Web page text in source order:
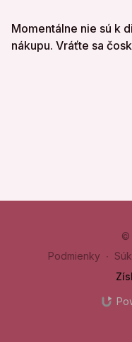
Momentálne nie sú k
nákupu. Vráťte sa
©
Podmienky ∙